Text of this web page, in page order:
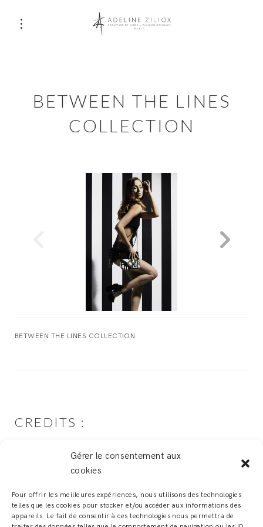
Gérer le consentement aux
cookies
Pour offrir les meilleures expériences, nous utilisons des technologies
telles que les cookies pour stocker et/ou accéder aux informations des
appareils. Le fait de consentir à ces technologies nous permettra de
BETWEEN THE LINES
COLLECTION
BETWEEN THE LINES COLLECTION
CREDITS :
Mylène Debord
Makeup Artist:Emilie Grauffel Emiartistik
Hair Stylist:David Baehr